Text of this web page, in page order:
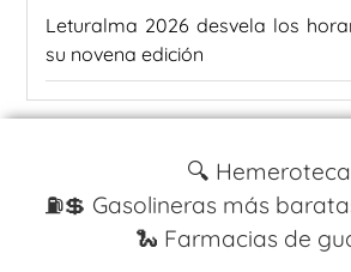
Leturalma 2026 desvela los
su novena edición
🔍 Hemeroteca
⛽️💲 Gasolineras más
🐍 Farmacias de